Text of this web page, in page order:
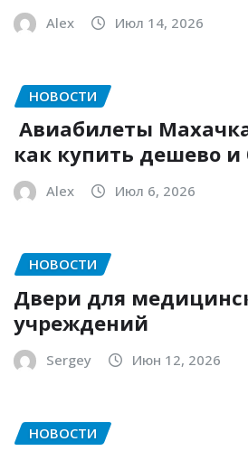
Alex Июл 14, 2026
НОВОСТИ
Авиабилеты
как купить дешево и
Alex Июл 6, 2026
НОВОСТИ
Двери для
учреждений
Sergey Июн 12, 2026
НОВОСТИ